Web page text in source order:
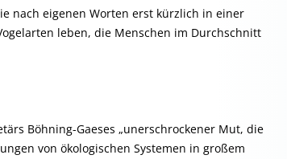
nach eigenen Worten erst kürzlich in einer
leben, die Menschen im Durchschnitt
Böhning-Gaeses „unerschrockener Mut, die
von ökologischen Systemen in großem